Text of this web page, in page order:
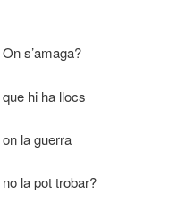
On s’amaga?
que hi ha llocs
on la guerra
no la pot trobar?